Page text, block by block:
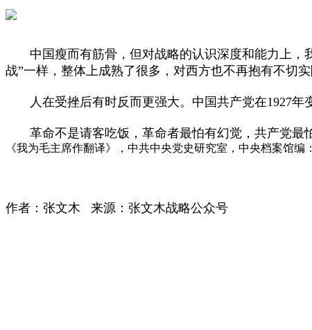
中国瘦而有筋骨，但对战略的认识深度和能力上，
战”一样，整体上成熟了很多，对西方也不再抱有不切
人在受挫后有时反而更强大。中国共产党在1927年
革命不是请客吃饭，革命者最怕有幻觉，共产党最
《我为毛主席作翻译》，中共中央党史研究室，中央档案馆
作者：张文木 来源：张文木战略公众号